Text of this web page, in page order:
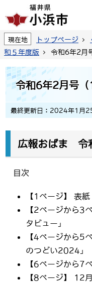
現在地 トップページ
和５年度版
令和6年2月
令和6年2月号
最終更新日：2024年1月
広報おばま 令
目次
【1ページ】 表紙
【2ページから3
タビュー」
【4ページから5
のつどい2024」
【6ページから7
【8ページ】 12